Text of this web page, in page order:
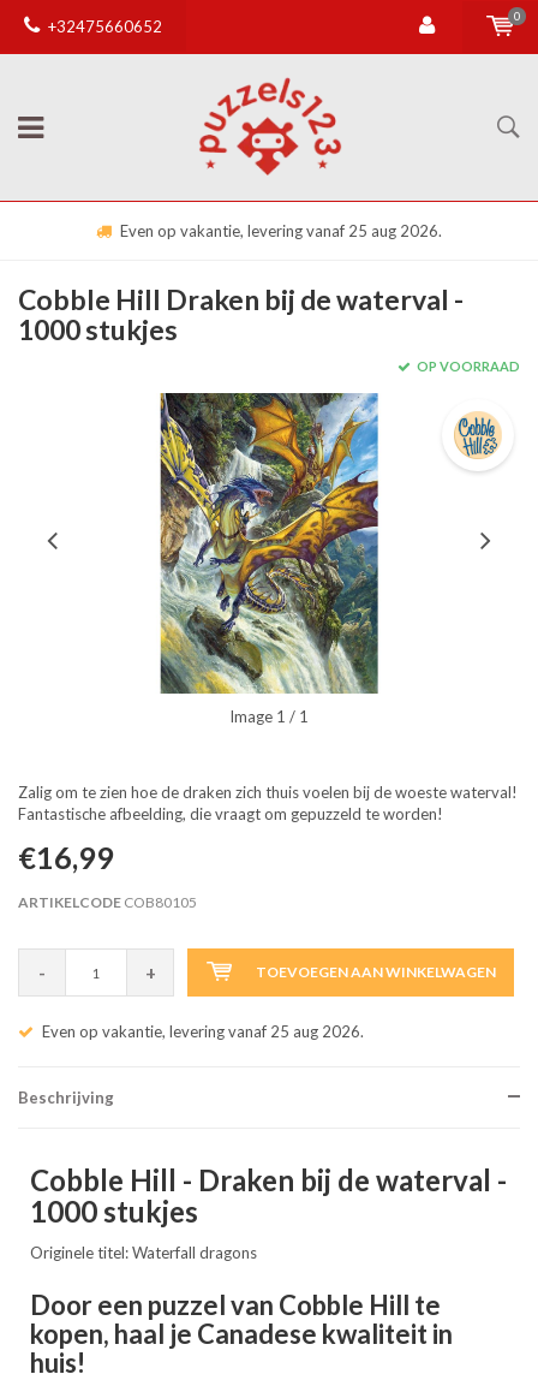
+32475660652
0
Even op vakantie, levering vanaf 25 aug 2026.
Cobble Hill Draken bij de waterval -
1000 stukjes
OP VOORRAAD
Image 1 / 1
Zalig om te zien hoe de draken zich thuis voelen bij de woeste waterval!
Fantastische afbeelding, die vraagt om gepuzzeld te worden!
€16,99
ARTIKELCODE COB80105
- + TOEVOEGEN AAN WINKELWAGEN
Even op vakantie, levering vanaf 25 aug 2026.
Beschrijving
Cobble Hill - Draken bij de waterval -
1000 stukjes
Originele titel: Waterfall dragons
Door een puzzel van Cobble Hill te
kopen, haal je Canadese kwaliteit in
huis!